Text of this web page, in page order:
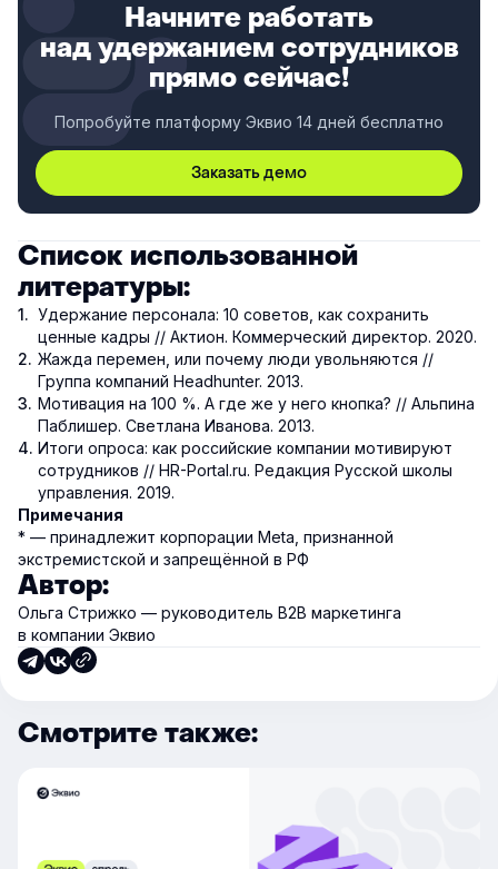
Начните работать
над удержанием сотрудников
прямо сейчас!
Попробуйте платформу Эквио 14 дней бесплатно
Заказать демо
Список использованной
литературы:
Удержание персонала: 10 советов, как сохранить
ценные кадры // Актион. Коммерческий директор. 2020.
Жажда перемен, или почему люди увольняются //
Группа компаний Headhunter. 2013.
Мотивация на 100 %. А где же у него кнопка? // Альпина
Паблишер. Светлана Иванова. 2013.
Итоги опроса: как российские компании мотивируют
сотрудников // HR-Portal.ru. Редакция Русской школы
управления. 2019.
Примечания
* — принадлежит корпорации Meta, признанной
экстремистской и запрещённой в РФ
Автор:
Ольга Стрижко — руководитель В2В маркетинга
в компании Эквио
Смотрите также: